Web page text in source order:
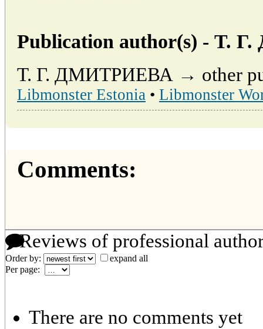
Publication author(s) - Т.
Т. Г. ДМИТРИЕВА → other
Libmonster Estonia • Libmonster
Comments:
Reviews of professional
Order by:
expand all
Per page:
There are no comments yet